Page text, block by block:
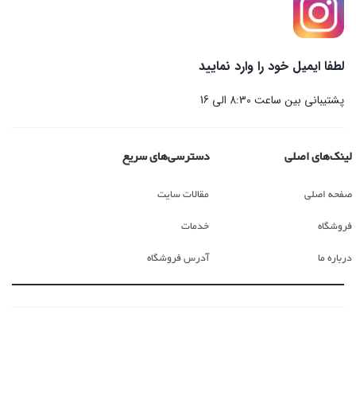
لطفا ایمیل خود را وارد نمایید
پشتیبانی بین ساعت 8:30 الی 16
لینک‌های اصلی
صفحه اصلی
فروشگاه
درباره ما
دسترسی‌های سریع
مقالات سایت
خدمات
آدرس فروشگاه